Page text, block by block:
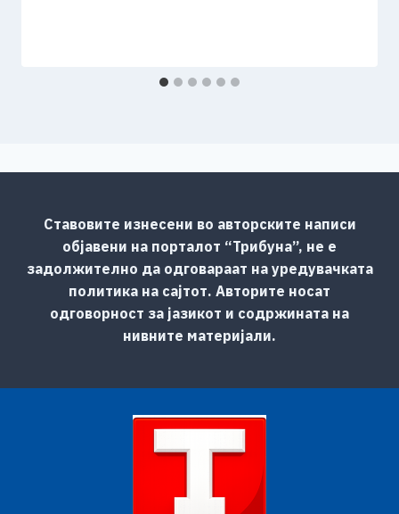
Ставовите изнесени во авторските написи
објавени на порталот “Трибуна”, не е
задолжително да одговараат на уредувачката
политика на сајтот. Авторите носат
одговорност за јазикот и содржината на
нивните материјали.